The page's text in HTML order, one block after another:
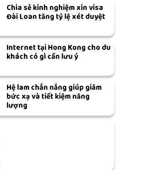
Chia sẻ kinh nghiệm xin visa
Đài Loan tăng tỷ lệ xét duyệt
Internet tại Hong Kong cho du
khách có gì cần lưu ý
Hệ lam chắn nắng giúp giảm
bức xạ và tiết kiệm năng
lượng